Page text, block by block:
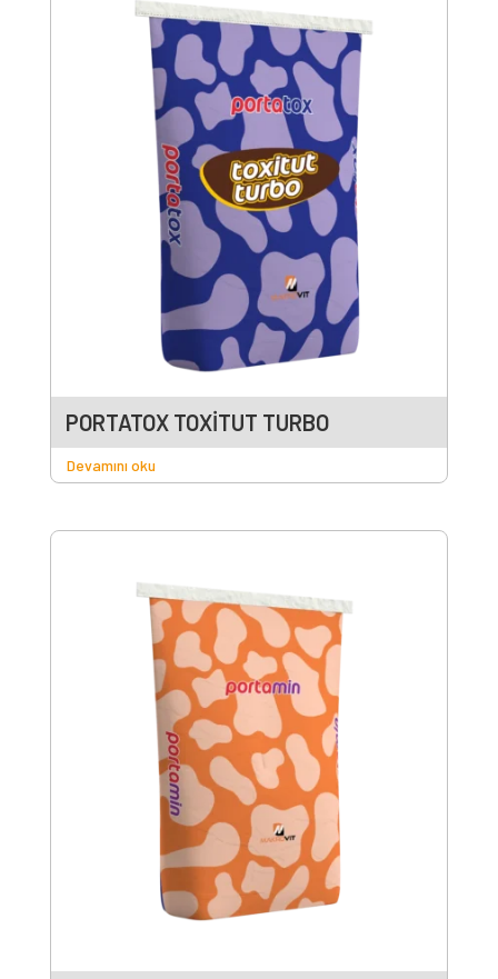
PORTATOX TOXİTUT TURBO
Devamını oku